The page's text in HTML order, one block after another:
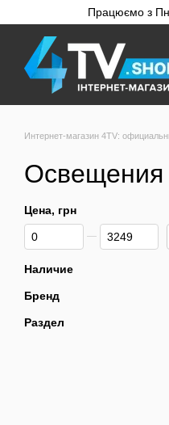
Перейти к основномуПрацюємо з Пн
Интернет-магазин 4TV:
Освещения
Цена, грн
От Цена, грн
До Цена, грн
Наличие
Бренд
Раздел